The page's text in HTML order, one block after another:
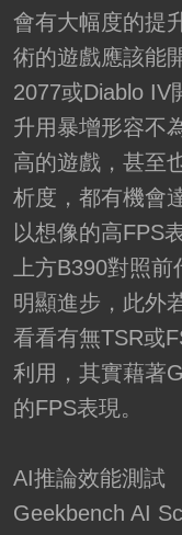
會有大幅度的提
術的遊戲應該能
2077或Diablo IV
升用暴增形容不
高的遊戲，甚至
析度，都有機會
以想像的高FPS
上方B390對照
明顯進步，此外
看看有無TSR或
利用，其實藉著
的FPS表現。
AI推論效能測試
Geekbench AI